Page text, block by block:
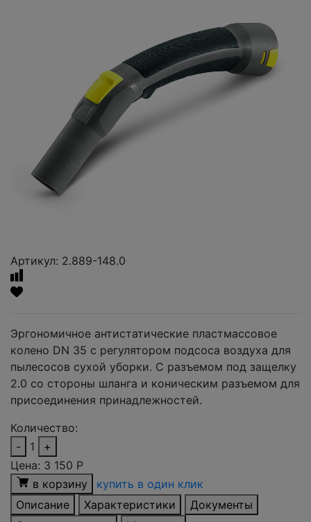
Артикул: 2.889-148.0
Эргономичное антистатические пластмассовое
колено DN 35 с регулятором подсоса воздуха для
пылесосов сухой уборки. С разъемом под защелку
2.0 со стороны шланга и коническим разъемом для
присоединения принадлежностей.
Количество:
-
1
+
Цена: 3 150 Р
в корзину
купить в один клик
Описание
Характеристики
Документы